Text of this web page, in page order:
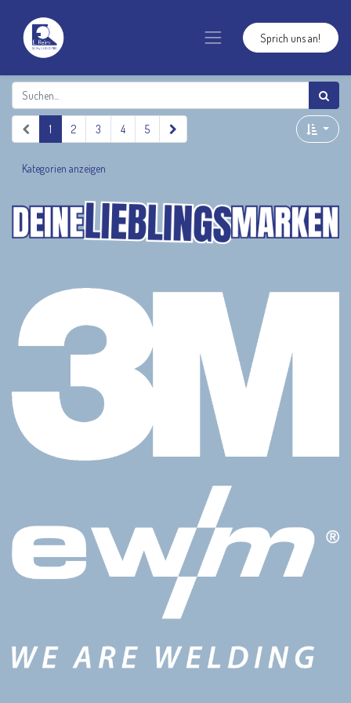
Sprich uns an!
1 2 3 4 5
Kategorien anzeigen